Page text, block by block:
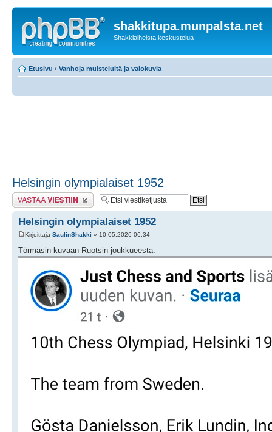
shakkitupa.munpalsta.net
Shakkiaiheista keskustelua
Etusivu ‹ Vanhoja muisteluitä ja valokuvia
Helsingin olympialaiset 1952
Lähetä vastaus
Helsingin olympialaiset 1952
Kirjoittaja SaulinShakki » 10.05.2026 06:34
Törmäsin kuvaan Ruotsin joukkueesta: